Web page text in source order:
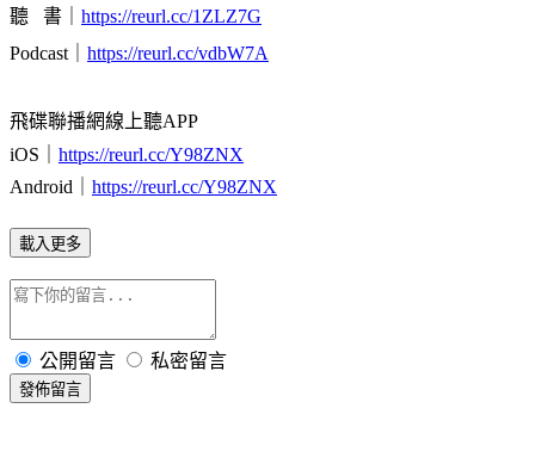
聽
書｜ https://reurl.cc/1ZLZ7G
Podcast｜ https://reurl.cc/vdbW7A
飛碟聯播網線上聽APP
iOS｜ https://reurl.cc/Y98ZNX
Android｜ https://reurl.cc/Y98ZNX
載入更多
公開留言 私密留言
發佈留言